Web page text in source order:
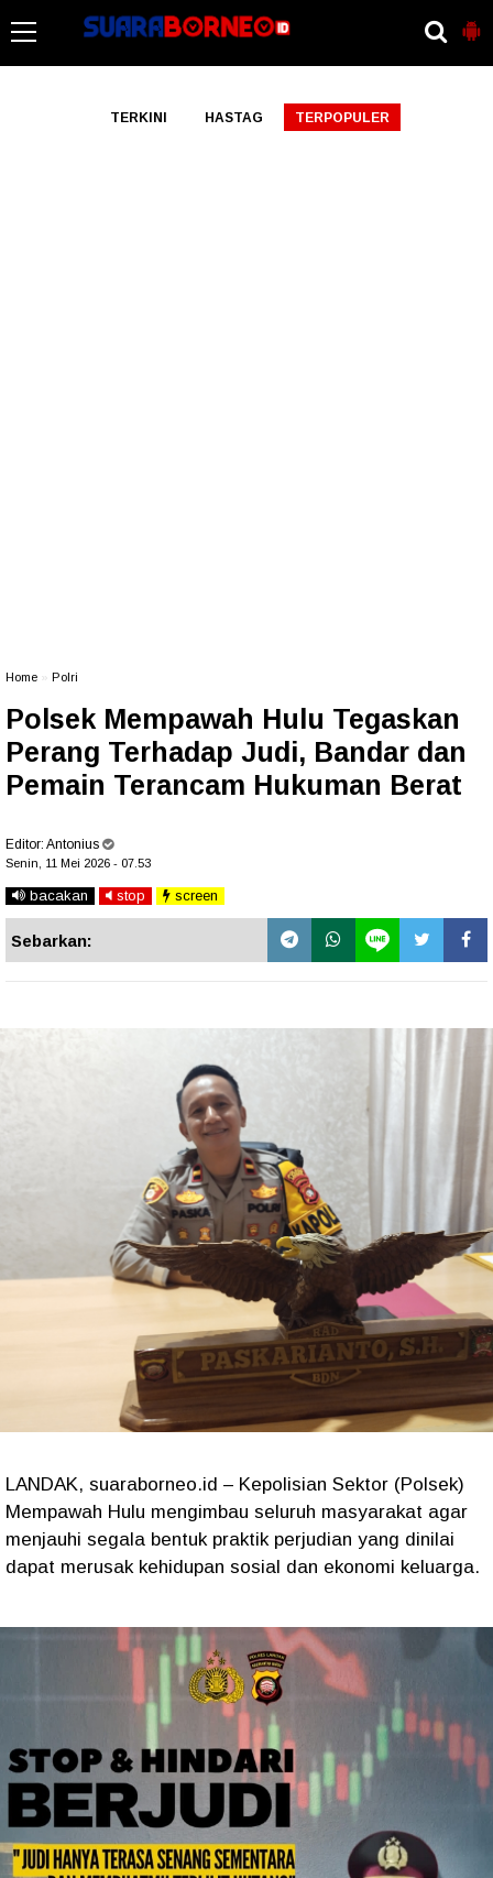
TERKINI HASTAG TERPOPULER
Home Polri
Polsek Mempawah Hulu Tegaskan
Perang Terhadap Judi, Bandar dan
Pemain Terancam Hukuman Berat
Editor: Antonius
Senin, 11 Mei 2026 - 07.53
bacakan stop screen
Sebarkan:
LANDAK, suaraborneo.id – Kepolisian Sektor (Polsek)
Mempawah Hulu mengimbau seluruh masyarakat agar
menjauhi segala bentuk praktik perjudian yang dinilai
dapat merusak kehidupan sosial dan ekonomi keluarga.